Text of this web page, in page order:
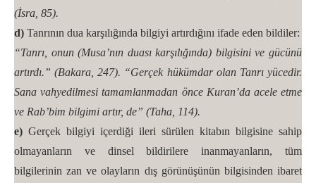
(İsra, 85).
d) Tanrının dua karşılığında bilgiyi artırdığını ifade eden bildiler:
“Tanrı, onun (Musa’nın duası karşılığında) bilgisini ve gücünü
artırdı.” (Bakara, 247). “Gerçek hükümdar olan Tanrı yücedir.
Sana vahyedilmesi tamamlanmadan önce Kuran’da acele etme
ve Rab’bim bilgimi artır, de” (Taha, 114).
e) Gerçek bilgiyi içerdiği ileri sürülen kitabın bilgisine sahip
olmayanların ve dinsel bildirilere inanmayanların, tüm
bilgilerinin zan ve olayların dış görünüşünün bilgisinden ibaret